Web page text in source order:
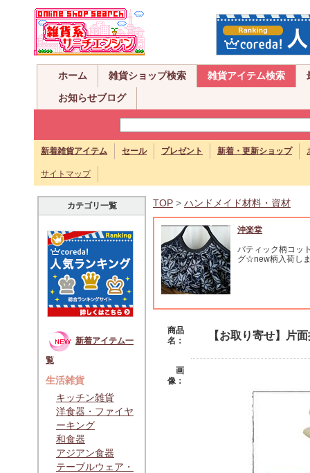
ホーム 雑貨ショップ検索 雑貨アイテム検索
お知らせブログ
新着雑貨アイテム セール プレゼント 新着・更新ショップ
サイトマップ
カテゴリ一覧
新着アイテム一
覧
生活雑貨
キッチン雑貨
洋食器・ファイヤ
ーキング
和食器
アジアン食器
テーブルウェア・
TOP > ハンドメイド材料・資材
沖楽堂
バティック柄コッ
グ☆new柄入荷し
商品
名：
【お取り寄せ】片
画
像：